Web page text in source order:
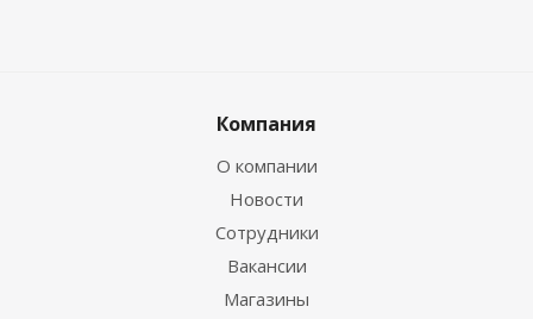
Компания
О компании
Новости
Сотрудники
Вакансии
Магазины